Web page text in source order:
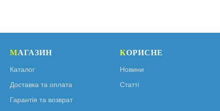
МАГАЗИН
Каталог
Доставка та оплата
Гарантія та возврат
КОРИСНЕ
Новини
Статті